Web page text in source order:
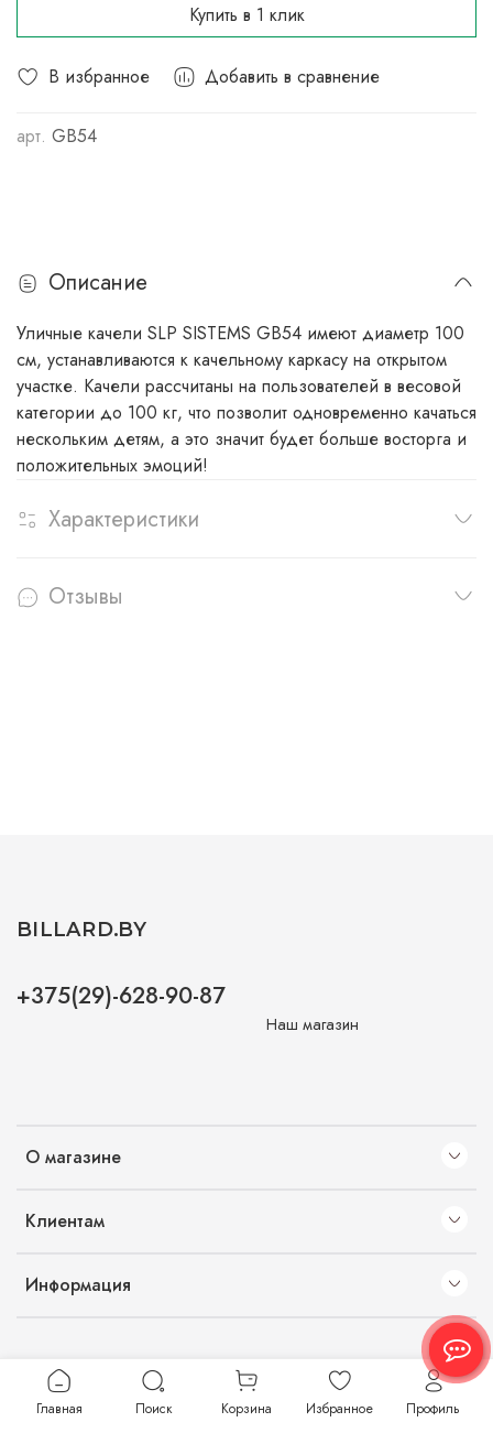
В избранное Добавить в сравнение
арт. GB54
Купить в 1 клик
Описание
Уличные качели SLP SISTEMS GB54 имеют диаметр 100
см, устанавливаются к качельному каркасу на открытом
участке. Качели рассчитаны на пользователей в весовой
категории до 100 кг, что позволит одновременно качаться
нескольким детям, а это значит будет больше восторга и
положительных эмоций!
Характеристики
Отзывы
О магазине
Клиентам
Информация
BILLARD.BY
+375(29)-628-90-87
Наш магазин
Главная Поиск Корзина Избранное Профиль